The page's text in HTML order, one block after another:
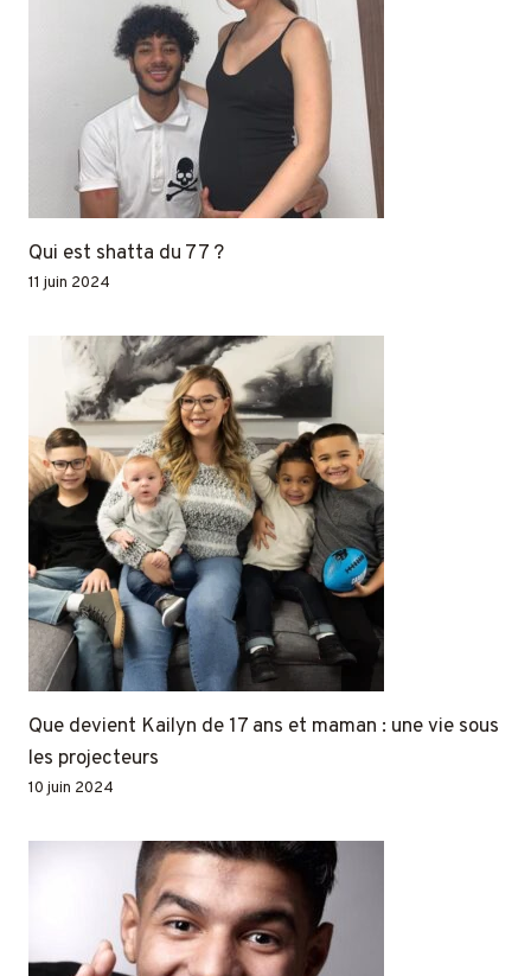
Qui est shatta du 77 ?
11 juin 2024
Que devient Kailyn de 17 ans et maman : une vie sous
les projecteurs
10 juin 2024